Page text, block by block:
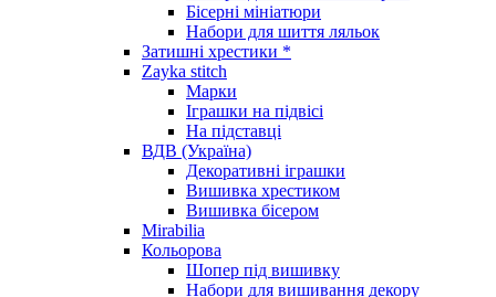
Бісерні мініатюри
Набори для шиття ляльок
Затишні хрестики *
Zayka stitch
Марки
Іграшки на підвісі
На підставці
ВДВ (Україна)
Декоративні іграшки
Вишивка хрестиком
Вишивка бісером
Mirabilia
Кольорова
Шопер під вишивку
Набори для вишивання декору